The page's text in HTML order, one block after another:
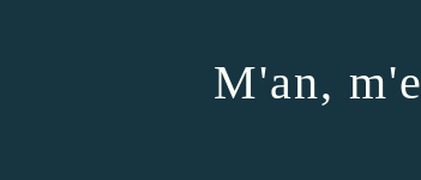
M'an,